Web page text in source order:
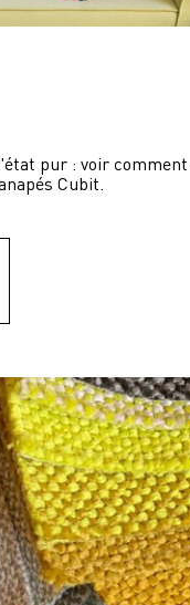
pur : voir
Cubit.